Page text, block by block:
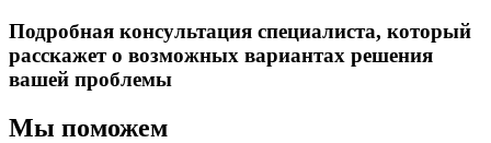
Подробная консультация специалиста, который
расскажет о возможных вариантах решения
вашей проблемы
Мы поможем